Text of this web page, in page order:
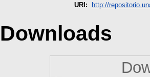
URI:
http://
Downloads